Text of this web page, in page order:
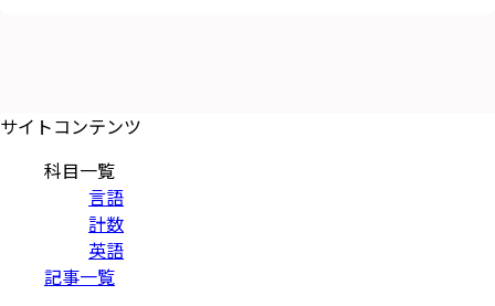
サイトコンテンツ
科目一覧
言語
計数
英語
記事一覧